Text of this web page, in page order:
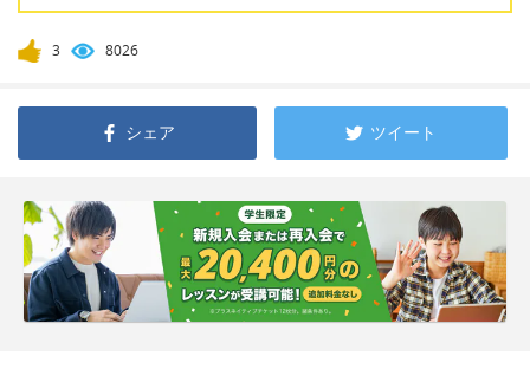
3 8026
シェア ツイート